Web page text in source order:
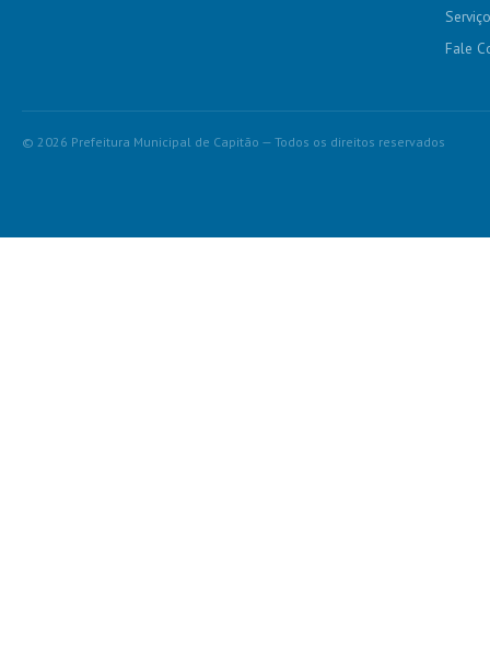
Fale
© 2026 Prefeitura Municipal de Capitão — Todos os direitos reservados